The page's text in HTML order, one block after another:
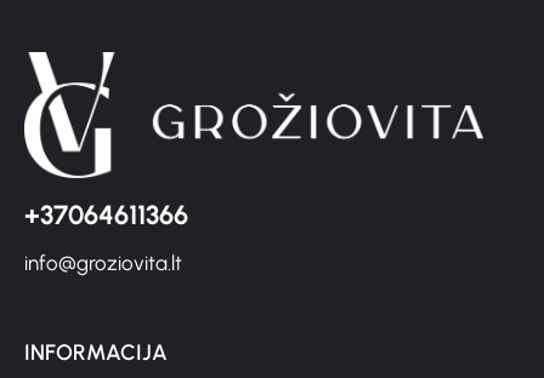
+37064611366
info@groziovita.lt
INFORMACIJA